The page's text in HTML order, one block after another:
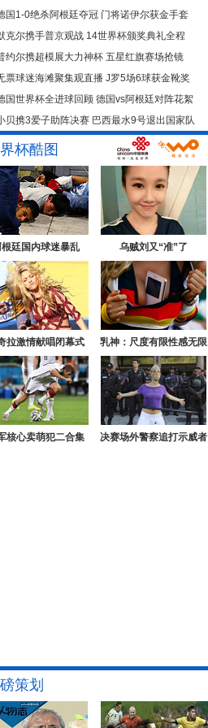
国1-0绝杀阿根廷夺冠 门将诺伊尔获金手套
克尔携手普京观战 14世界杯颁奖典礼全程
约尔携超模展大力神杯 五星红旗赛场抢镜
票球迷海滩聚集观直播 J罗5场6球获金靴奖
国世界杯全进球回顾 德国vs阿根廷对阵花絮
贝携3爱子助阵决赛 巴西最水9号退出国家队
杯酷图
廷国内球迷暴乱 乌贼刘又“准”了
拉激情献唱闭幕式 乳神：尺度有限性感无限
核心卖萌犯二合集 决赛场外警察追打示威者
策划